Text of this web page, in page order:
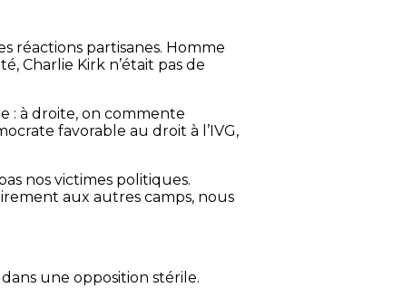
réactions partisanes. Homme
Charlie Kirk n’était pas de
: à droite, on commente
favorable au droit à l’IVG,
nos victimes politiques.
aux autres camps, nous
une opposition stérile.